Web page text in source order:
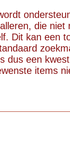
die niet
Dit kan een
dus een
items